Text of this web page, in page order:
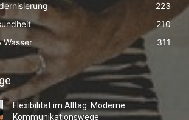
223
210
Wasser
311
Flexibilität im Alltag: Moderne
Kommunikationswege